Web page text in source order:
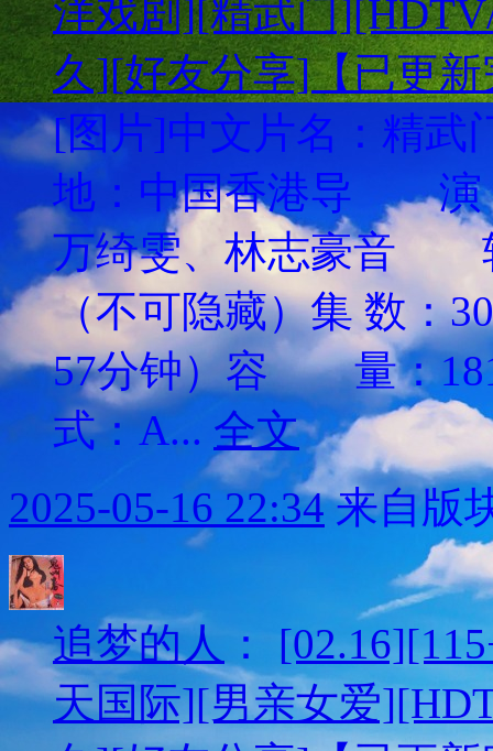
洋戏剧][精武门
久][好友分享]【已更新
[图片]中文片名：精
地：中国香港导 演
万绮雯、林志豪音
（不可隐藏）集 数：
57分钟）容 量：
式：A... 全文
2025-05-16 22:34来自版
追梦的人 ：
天国际][男亲女爱